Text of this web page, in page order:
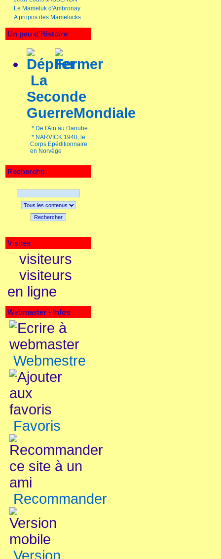
Le Mameluk d'Ambronay
A propos des Mamelucks
Un peu d'Histoire
La
Seconde
GuerreMondiale
* De l'Ain au Danube
* NARVICK 1940, le
Corps Epéditionnaire
en Norvège
Recherche
Rechercher
Visites
visiteurs
visiteurs
en ligne
Webmaster - Infos
Webmestre
Favoris
Recommander
Version